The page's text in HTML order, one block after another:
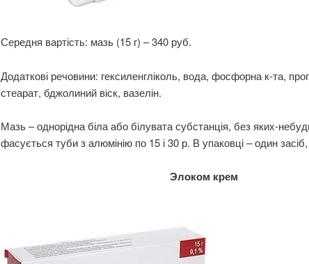
Середня вартість: мазь (15 г) – 340 руб.
Додаткові речовини: гексиленгліколь, вода, фосфорна к-та,
стеарат, бджолиний віск, вазелін.
Мазь – однорідна біла або білувата субстанція, без яких-
фасується туби з алюмінію по 15 і 30 р. В упаковці – один засіб,
Элоком крем